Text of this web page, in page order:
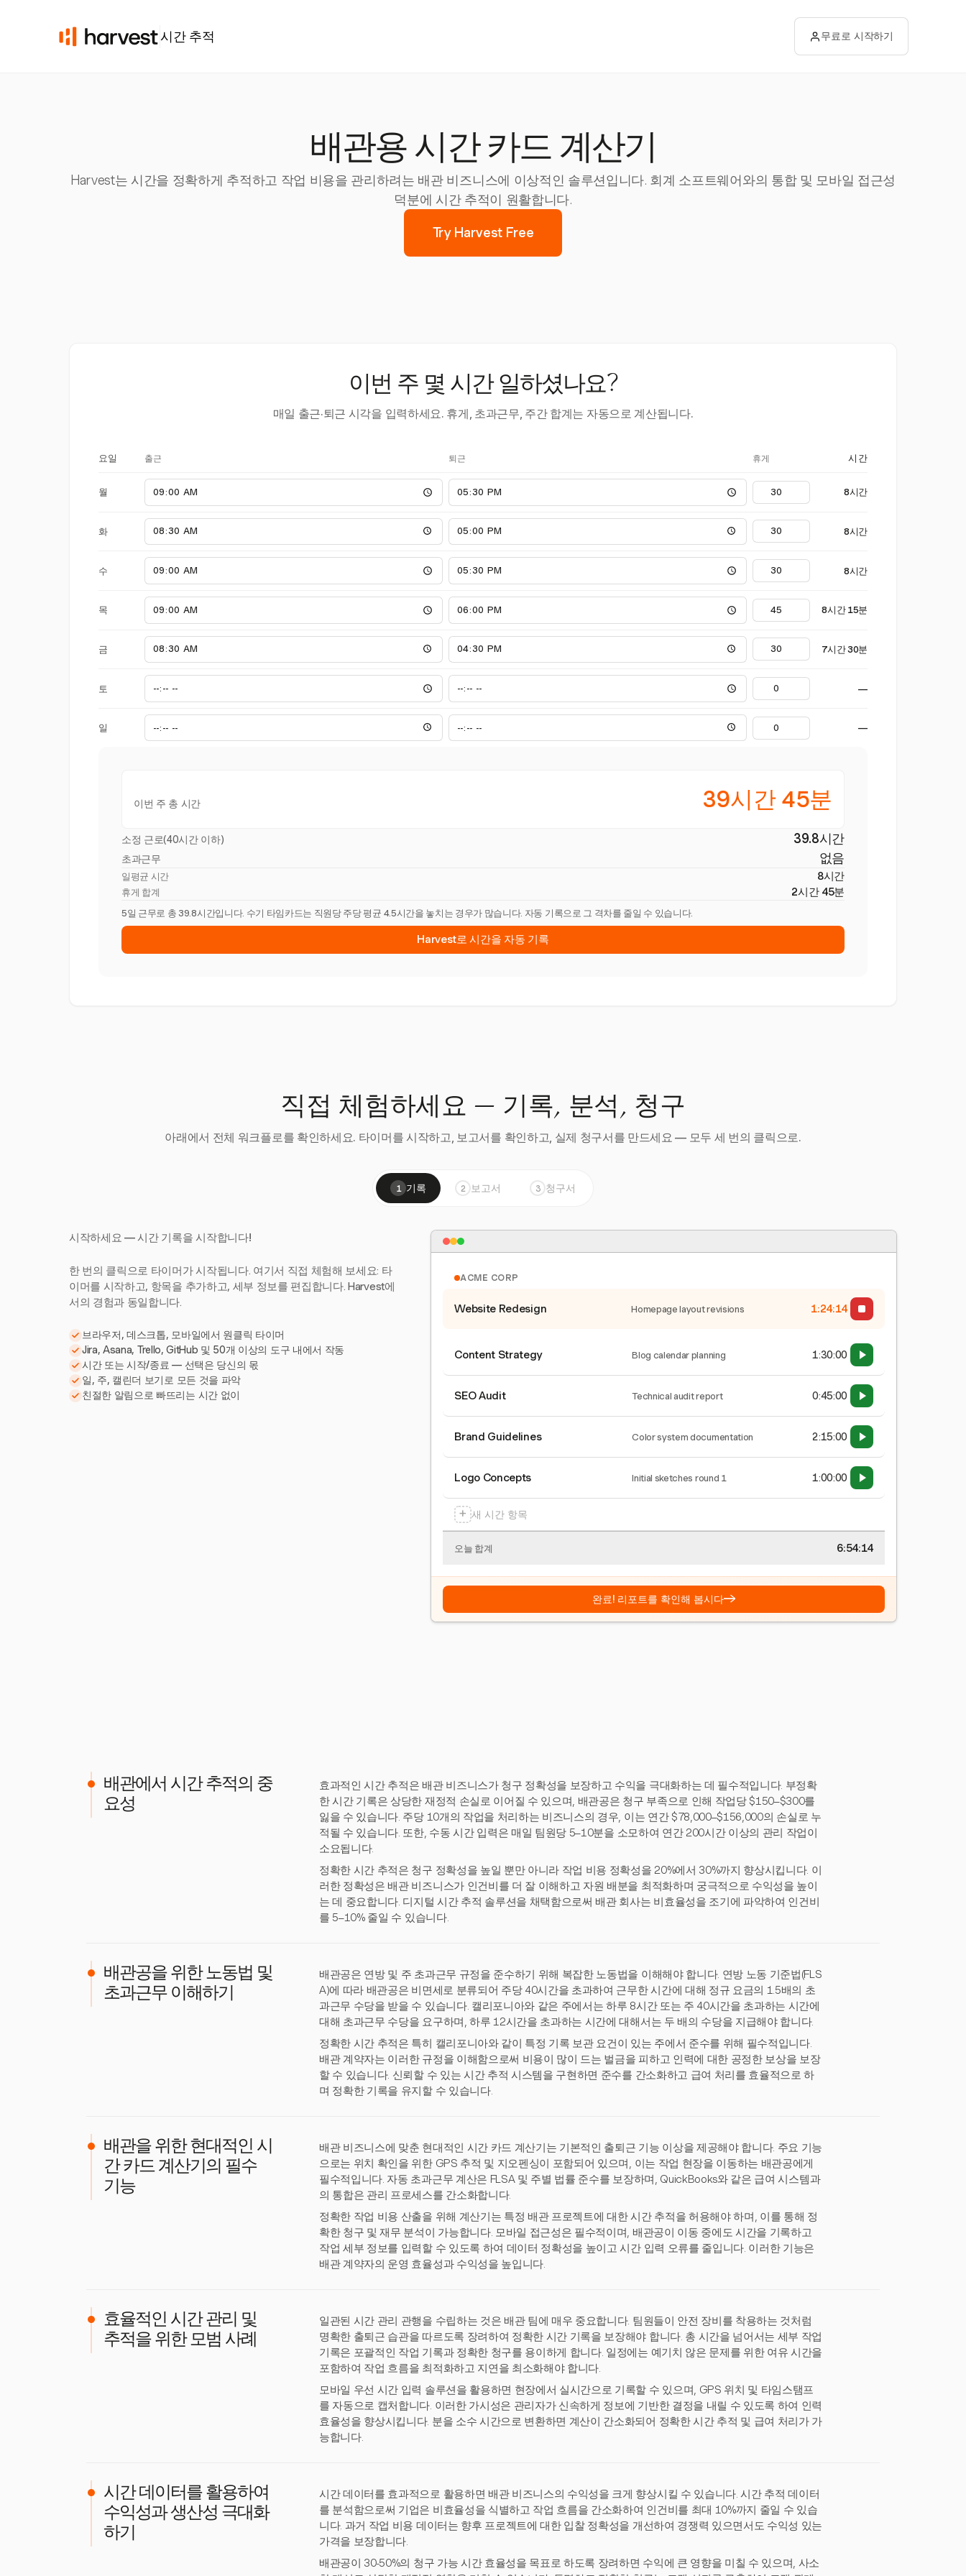
시간 추적 무료로 시작하기
배관용 시간 카드 계산기
Harvest는 시간을 정확하게 추적하고 작업 비용을 관리하려는 배관 비즈니스에 이상적인 솔루션입니다. 회계 소프트웨어와의 통합 및 모바일 접근성
덕분에 시간 추적이 원활합니다.
Try Harvest Free
이번 주 몇 시간 일하셨나요?
매일 출근·퇴근 시각을 입력하세요. 휴게, 초과근무, 주간 합계는 자동으로 계산됩니다.
요일 출근 퇴근 휴게 시간
월 8시간
화 8시간
수 8시간
목 8시간 15분
금 7시간 30분
토 —
일 —
이번 주 총 시간 39시간 45분
소정 근로(40시간 이하) 39.8시간
초과근무 없음
일평균 시간 8시간
휴게 합계 2시간 45분
5일 근무로 총 39.8시간입니다. 수기 타임카드는 직원당 주당 평균 4.5시간을 놓치는 경우가 많습니다. 자동 기록으로 그 격차를 줄일 수 있습니다.
Harvest로 시간을 자동 기록
직접 체험하세요 — 기록, 분석, 청구
아래에서 전체 워크플로를 확인하세요. 타이머를 시작하고, 보고서를 확인하고, 실제 청구서를 만드세요 — 모두 세 번의 클릭으로.
1 기록 2 보고서 3 청구서
시작하세요 — 시간 기록을 시작합니다!
한 번의 클릭으로 타이머가 시작됩니다. 여기서 직접 체험해 보세요: 타
이머를 시작하고, 항목을 추가하고, 세부 정보를 편집합니다. Harvest에
서의 경험과 동일합니다.
브라우저, 데스크톱, 모바일에서 원클릭 타이머
Jira, Asana, Trello, GitHub 및 50개 이상의 도구 내에서 작동
시간 또는 시작/종료 — 선택은 당신의 몫
일, 주, 캘린더 보기로 모든 것을 파악
친절한 알림으로 빠뜨리는 시간 없이
ACME CORP
Website Redesign Homepage layout revisions 1:24:15
Content Strategy Blog calendar planning 1:30:00
SEO Audit Technical audit report 0:45:00
Brand Guidelines Color system documentation 2:15:00
Logo Concepts Initial sketches round 1 1:00:00
+ 새 시간 항목
오늘 합계 6:54:15
완료! 리포트를 확인해 봅시다→
배관에서 시간 추적의 중
요성
효과적인 시간 추적은 배관 비즈니스가 청구 정확성을 보장하고 수익을 극대화하는 데 필수적입니다. 부정확
한 시간 기록은 상당한 재정적 손실로 이어질 수 있으며, 배관공은 청구 부족으로 인해 작업당 $150–$300를
잃을 수 있습니다. 주당 10개의 작업을 처리하는 비즈니스의 경우, 이는 연간 $78,000–$156,000의 손실로 누
적될 수 있습니다. 또한, 수동 시간 입력은 매일 팀원당 5–10분을 소모하여 연간 200시간 이상의 관리 작업이
소요됩니다.
정확한 시간 추적은 청구 정확성을 높일 뿐만 아니라 작업 비용 정확성을 20%에서 30%까지 향상시킵니다. 이
러한 정확성은 배관 비즈니스가 인건비를 더 잘 이해하고 자원 배분을 최적화하며 궁극적으로 수익성을 높이
는 데 중요합니다. 디지털 시간 추적 솔루션을 채택함으로써 배관 회사는 비효율성을 조기에 파악하여 인건비
를 5–10% 줄일 수 있습니다.
배관공을 위한 노동법 및
초과근무 이해하기
배관공은 연방 및 주 초과근무 규정을 준수하기 위해 복잡한 노동법을 이해해야 합니다. 연방 노동 기준법(FLS
A)에 따라 배관공은 비면세로 분류되어 주당 40시간을 초과하여 근무한 시간에 대해 정규 요금의 1.5배의 초
과근무 수당을 받을 수 있습니다. 캘리포니아와 같은 주에서는 하루 8시간 또는 주 40시간을 초과하는 시간에
대해 초과근무 수당을 요구하며, 하루 12시간을 초과하는 시간에 대해서는 두 배의 수당을 지급해야 합니다.
정확한 시간 추적은 특히 캘리포니아와 같이 특정 기록 보관 요건이 있는 주에서 준수를 위해 필수적입니다.
배관 계약자는 이러한 규정을 이해함으로써 비용이 많이 드는 벌금을 피하고 인력에 대한 공정한 보상을 보장
할 수 있습니다. 신뢰할 수 있는 시간 추적 시스템을 구현하면 준수를 간소화하고 급여 처리를 효율적으로 하
며 정확한 기록을 유지할 수 있습니다.
배관을 위한 현대적인 시
간 카드 계산기의 필수
기능
배관 비즈니스에 맞춘 현대적인 시간 카드 계산기는 기본적인 출퇴근 기능 이상을 제공해야 합니다. 주요 기능
으로는 위치 확인을 위한 GPS 추적 및 지오펜싱이 포함되어 있으며, 이는 작업 현장을 이동하는 배관공에게
필수적입니다. 자동 초과근무 계산은 FLSA 및 주별 법률 준수를 보장하며, QuickBooks와 같은 급여 시스템과
의 통합은 관리 프로세스를 간소화합니다.
정확한 작업 비용 산출을 위해 계산기는 특정 배관 프로젝트에 대한 시간 추적을 허용해야 하며, 이를 통해 정
확한 청구 및 재무 분석이 가능합니다. 모바일 접근성은 필수적이며, 배관공이 이동 중에도 시간을 기록하고
작업 세부 정보를 입력할 수 있도록 하여 데이터 정확성을 높이고 시간 입력 오류를 줄입니다. 이러한 기능은
배관 계약자의 운영 효율성과 수익성을 높입니다.
효율적인 시간 관리 및
추적을 위한 모범 사례
일관된 시간 관리 관행을 수립하는 것은 배관 팀에 매우 중요합니다. 팀원들이 안전 장비를 착용하는 것처럼
명확한 출퇴근 습관을 따르도록 장려하여 정확한 시간 기록을 보장해야 합니다. 총 시간을 넘어서는 세부 작업
기록은 포괄적인 작업 기록과 정확한 청구를 용이하게 합니다. 일정에는 예기치 않은 문제를 위한 여유 시간을
포함하여 작업 흐름을 최적화하고 지연을 최소화해야 합니다.
모바일 우선 시간 입력 솔루션을 활용하면 현장에서 실시간으로 기록할 수 있으며, GPS 위치 및 타임스탬프
를 자동으로 캡처합니다. 이러한 가시성은 관리자가 신속하게 정보에 기반한 결정을 내릴 수 있도록 하여 인력
효율성을 향상시킵니다. 분을 소수 시간으로 변환하면 계산이 간소화되어 정확한 시간 추적 및 급여 처리가 가
능합니다.
시간 데이터를 활용하여
수익성과 생산성 극대화
하기
시간 데이터를 효과적으로 활용하면 배관 비즈니스의 수익성을 크게 향상시킬 수 있습니다. 시간 추적 데이터
를 분석함으로써 기업은 비효율성을 식별하고 작업 흐름을 간소화하여 인건비를 최대 10%까지 줄일 수 있습
니다. 과거 작업 비용 데이터는 향후 프로젝트에 대한 입찰 정확성을 개선하여 경쟁력 있으면서도 수익성 있는
가격을 보장합니다.
배관공이 30-50%의 청구 가능 시간 효율성을 목표로 하도록 장려하면 수익에 큰 영향을 미칠 수 있으며, 사소